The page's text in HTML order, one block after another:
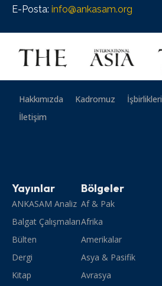
E-Posta: info@ankasam.org
Hakkımızda Kadromuz İşbirlikleri
İletişim
Yayınlar
ANKASAM Analiz
Balgat Çalışmaları
Bülten
Dergi
Kitap
Bölgeler
Af & Pak
Afrika
Amerikalar
Asya & Pasifik
Avrasya